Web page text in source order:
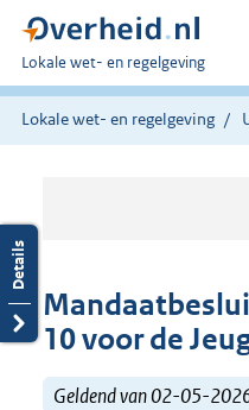
U
bent
hier:
Lokale wet- en regelgeving
Lokale wet- en regelgeving
10 voor de
Geldend van 02-05-